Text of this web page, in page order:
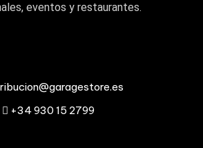
eventos y restaurantes.
+34 930 15 2799